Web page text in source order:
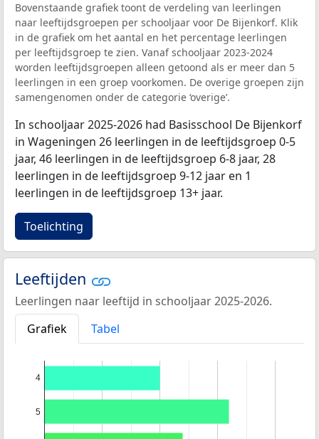
Bovenstaande grafiek toont de verdeling van leerlingen
naar leeftijdsgroepen per schooljaar voor De Bijenkorf. Klik
in de grafiek om het aantal en het percentage leerlingen
per leeftijdsgroep te zien. Vanaf schooljaar 2023-2024
worden leeftijdsgroepen alleen getoond als er meer dan 5
leerlingen in een groep voorkomen. De overige groepen zijn
samengenomen onder de categorie ‘overige’.
In schooljaar 2025-2026 had Basisschool De Bijenkorf
in Wageningen 26 leerlingen in de leeftijdsgroep 0-5
jaar, 46 leerlingen in de leeftijdsgroep 6-8 jaar, 28
leerlingen in de leeftijdsgroep 9-12 jaar en 1
leerlingen in de leeftijdsgroep 13+ jaar.
Toelichting
Leeftijden
Leerlingen naar leeftijd in schooljaar 2025-2026.
Grafiek
Tabel
4
5